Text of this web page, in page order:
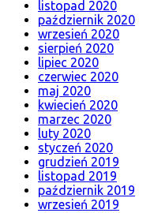
listopad 2020
październik 2020
wrzesień 2020
sierpień 2020
lipiec 2020
czerwiec 2020
maj 2020
kwiecień 2020
marzec 2020
luty 2020
styczeń 2020
grudzień 2019
listopad 2019
październik 2019
wrzesień 2019